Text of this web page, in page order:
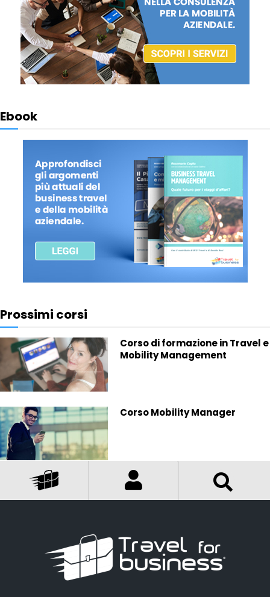
Ebook
Prossimi corsi
Corso di formazione in Travel e
Mobility Management
Corso Mobility Manager